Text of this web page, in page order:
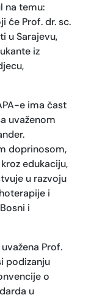
na temu:
će Prof. dr. sc.
u Sarajevu,
iz
e ima čast
uvaženom
doprinosom,
edukaciju,
u razvoju
i
i
Prof.
podizanju
o
u